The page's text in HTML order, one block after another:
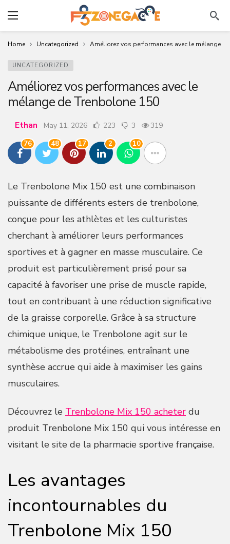
Home Uncategorized Améliorez vos performances avec le mélange
UNCATEGORIZED
Améliorez vos performances avec le
mélange de Trenbolone 150
Ethan May 11, 2026 223 3 319
76 48 17 2 10
Le Trenbolone Mix 150 est une combinaison
puissante de différents esters de trenbolone,
conçue pour les athlètes et les culturistes
cherchant à améliorer leurs performances
sportives et à gagner en masse musculaire. Ce
produit est particulièrement prisé pour sa
capacité à favoriser une prise de muscle rapide,
tout en contribuant à une réduction significative
de la graisse corporelle. Grâce à sa structure
chimique unique, le Trenbolone agit sur le
métabolisme des protéines, entraînant une
synthèse accrue qui aide à maximiser les gains
musculaires.
Découvrez le Trenbolone Mix 150 acheter du
produit Trenbolone Mix 150 qui vous intéresse en
visitant le site de la pharmacie sportive française.
Les avantages
incontournables du
Trenbolone Mix 150